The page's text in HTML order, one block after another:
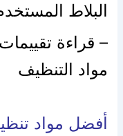
البلاط
– قراءة
مواد التنظيف
أفضل مواد